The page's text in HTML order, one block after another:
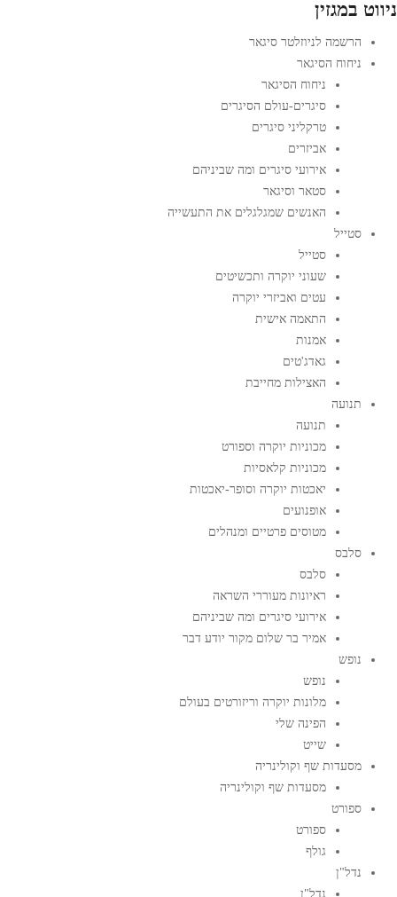
ניווט במגזין
הרשמה לניוזלטר סיגאר
ניחוח הסיגאר
ניחוח הסיגאר
סיגרים-עולם הסיגרים
טרקליני סיגרים
אביזרים
אירועי סיגרים ומה שביניהם
סטאר וסיגאר
האנשים שמגלגלים את התעשייה
סטייל
סטייל
שעוני יוקרה ותכשיטים
עטים ואביזרי יוקרה
התאמה אישית
אמנות
גאדג'טים
האצילות מחייבת
תנועה
תנועה
מכוניות יוקרה וספורט
מכוניות קלאסיות
יאכטות יוקרה וסופר-יאכטות
אופנועים
מטוסים פרטיים ומנהלים
סלבס
סלבס
ראיונות מעוררי השראה
אירועי סיגרים ומה שביניהם
אמיר בר שלום מקור יודע דבר
נופש
נופש
מלונות יוקרה וריזורטים בעולם
הפינה שלי
שייט
מסעדות שף וקולינריה
מסעדות שף וקולינריה
ספורט
ספורט
גולף
נדל"ן
נדל"ן